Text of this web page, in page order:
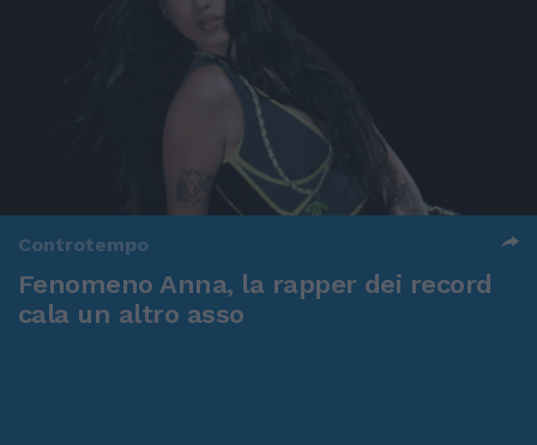
Controtempo
Fenomeno Anna, la rapper dei record
cala un altro asso